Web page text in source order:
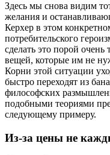
Здесь мы снова видим
желания и
Керхер в этом
потребительского
сделать это порой
вещей, которые им не
Корни этой ситуации
быстро переходят из
философских
подобными теориями
следующему примеру.
Из-за цены не